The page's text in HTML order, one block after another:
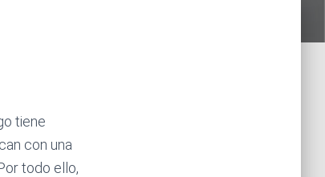
tiene
con una
todo ello,